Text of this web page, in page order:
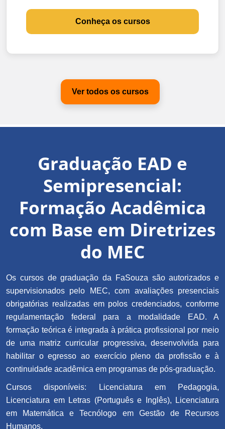
Conheça os cursos
Ver todos os cursos
Graduação EAD e
Semipresencial:
Formação Acadêmica
com Base em Diretrizes
do MEC
Os cursos de graduação da FaSouza são autorizados e
supervisionados pelo MEC, com avaliações presenciais
obrigatórias realizadas em polos credenciados, conforme
regulamentação federal para a modalidade EAD. A
formação teórica é integrada à prática profissional por meio
de uma matriz curricular progressiva, desenvolvida para
habilitar o egresso ao exercício pleno da profissão e à
continuidade acadêmica em programas de pós-graduação.
Cursos disponíveis: Licenciatura em Pedagogia,
Licenciatura em Letras (Português e Inglês), Licenciatura
em Matemática e Tecnólogo em Gestão de Recursos
Humanos.